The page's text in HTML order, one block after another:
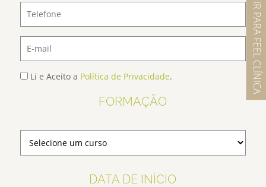
IR PARA FEEL CLÍNICA
Li e Aceito a Política de Privacidade.
FORMAÇÃO
DATA DE INÍCIO